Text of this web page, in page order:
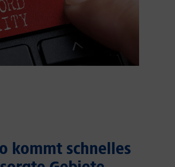
kommt schnelles